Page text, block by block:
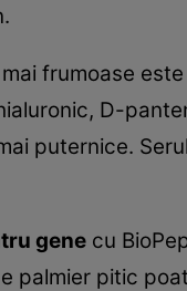
frumoase
D-
puternice.
gene cu
palmier pitic